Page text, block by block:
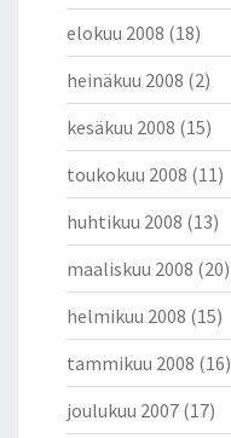
elokuu 2008 (18)
heinäkuu 2008 (2)
kesäkuu 2008 (15)
toukokuu 2008 (11)
huhtikuu 2008 (13)
maaliskuu 2008 (20)
helmikuu 2008 (15)
tammikuu 2008 (16)
joulukuu 2007 (17)